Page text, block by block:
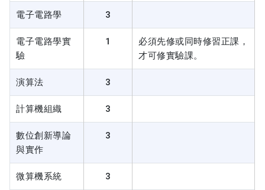
電子電路學 3
電子電路學實
驗
1
必須先修或同時修習正課，
才可修實驗課。
演算法 3
計算機組織 3
數位創新導論
與實作
3
微算機系統 3